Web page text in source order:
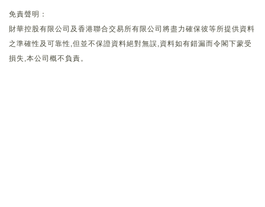
免責聲明：
財華控股有限公司及香港聯合交易所有限公司將盡力確保彼等所提供資料
之準確性及可靠性,但並不保證資料絕對無誤,資料如有錯漏而令閣下蒙受
損失,本公司概不負責。